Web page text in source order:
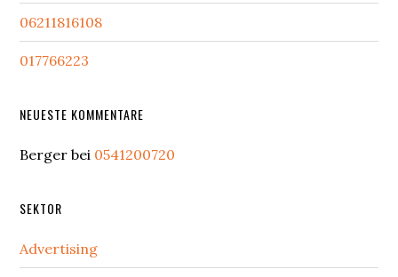
06211816108
017766223
NEUESTE KOMMENTARE
Berger bei 0541200720
SEKTOR
Advertising